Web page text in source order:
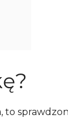
to